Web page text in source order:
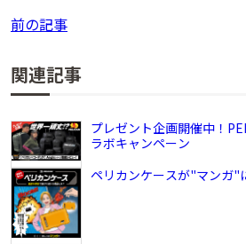
前の記事
関連記事
プレゼント企画開催中！
ラボキャンペーン
ペリカンケースが"マンガ"